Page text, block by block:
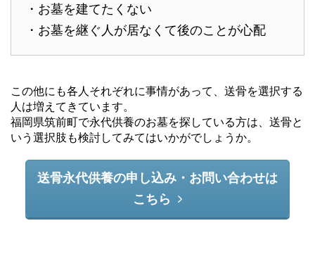
・お墓を建てたくない
・お墓を継ぐ人が居なくて後のことが心配
この他にも各人それぞれに事情があって、送骨を選択する
人は増えてきています。
福岡県筑前町で永代供養のお墓を探している方は、送骨と
いう選択肢も検討してみてはいかがでしょうか。
送骨永代供養の申し込み・お問い合わせは
こちら